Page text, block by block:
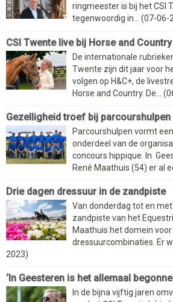
ringmeester is bij het CSI
tegenwoordig in... (07-06-
CSI Twente live bij Horse and Country
De internationale
Twente zijn dit jaar voor
volgen op H&C+, de
Horse and Country. De...
Gezelligheid troef bij parcourshulpen
Parcourshulpen vormt
onderdeel van de
concours hippique. In
René Maathuis (54) er al
Drie dagen dressuur in de zandpiste
Van donderdag tot en
zandpiste van het
Maathuis het domein voor
dressuurcombinaties. Er
2023)
‘In Geesteren is het allemaal
In de bijna vijftig jaren